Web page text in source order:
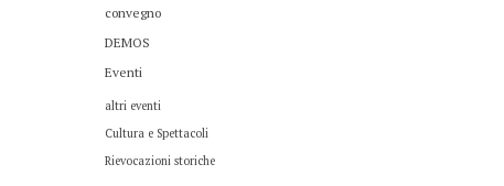
convegno
DEMOS
Eventi
altri eventi
Cultura e Spettacoli
Rievocazioni storiche